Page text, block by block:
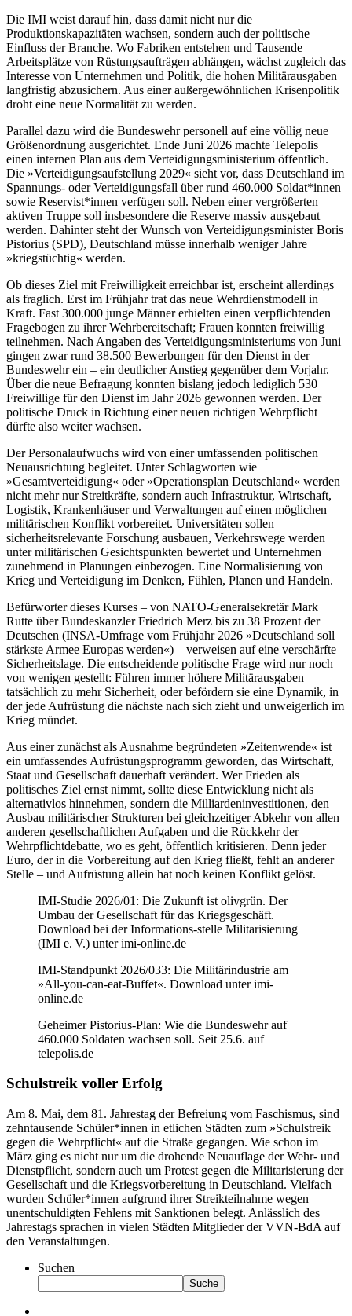
Die IMI weist darauf hin, dass damit nicht nur die
Produktionskapazitäten wachsen, sondern auch der politische
Einfluss der Branche. Wo Fabriken entstehen und Tausende
Arbeitsplätze von Rüstungsaufträgen abhängen, wächst zugleich das
Interesse von Unternehmen und Politik, die hohen Militärausgaben
langfristig abzusichern. Aus einer außergewöhnlichen Krisenpolitik
droht eine neue Normalität zu werden.
Parallel dazu wird die Bundeswehr personell auf eine völlig neue
Größenordnung ausgerichtet. Ende Juni 2026 machte Telepolis
einen internen Plan aus dem Verteidigungsministerium öffentlich.
Die »Verteidigungsaufstellung 2029« sieht vor, dass Deutschland im
Spannungs- oder Verteidigungsfall über rund 460.000 Soldat*innen
sowie Reservist*innen verfügen soll. Neben einer vergrößerten
aktiven Truppe soll insbesondere die Reserve massiv ausgebaut
werden. Dahinter steht der Wunsch von Verteidigungsminister Boris
Pistorius (SPD), Deutschland müsse innerhalb weniger Jahre
»kriegstüchtig« werden.
Ob dieses Ziel mit Freiwilligkeit erreichbar ist, erscheint allerdings
als fraglich. Erst im Frühjahr trat das neue Wehrdienstmodell in
Kraft. Fast 300.000 junge Männer erhielten einen verpflichtenden
Fragebogen zu ihrer Wehrbereitschaft; Frauen konnten freiwillig
teilnehmen. Nach Angaben des Verteidigungsministeriums von Juni
gingen zwar rund 38.500 Bewerbungen für den Dienst in der
Bundeswehr ein – ein deutlicher Anstieg gegenüber dem Vorjahr.
Über die neue Befragung konnten bislang jedoch lediglich 530
Freiwillige für den Dienst im Jahr 2026 gewonnen werden. Der
politische Druck in Richtung einer neuen richtigen Wehrpflicht
dürfte also weiter wachsen.
Der Personalaufwuchs wird von einer umfassenden politischen
Neuausrichtung begleitet. Unter Schlagworten wie
»Gesamtverteidigung« oder »Operationsplan Deutschland« werden
nicht mehr nur Streitkräfte, sondern auch Infrastruktur, Wirtschaft,
Logistik, Krankenhäuser und Verwaltungen auf einen möglichen
militärischen Konflikt vorbereitet. Universitäten sollen
sicherheitsrelevante Forschung ausbauen, Verkehrswege werden
unter militärischen Gesichtspunkten bewertet und Unternehmen
zunehmend in Planungen einbezogen. Eine Normalisierung von
Krieg und Verteidigung im Denken, Fühlen, Planen und Handeln.
Befürworter dieses Kurses – von NATO-Generalsekretär Mark
Rutte über Bundeskanzler Friedrich Merz bis zu 38 Prozent der
Deutschen (INSA-Umfrage vom Frühjahr 2026 »Deutschland soll
stärkste Armee Europas werden«) – verweisen auf eine verschärfte
Sicherheitslage. Die entscheidende politische Frage wird nur noch
von wenigen gestellt: Führen immer höhere Militärausgaben
tatsächlich zu mehr Sicherheit, oder befördern sie eine Dynamik, in
der jede Aufrüstung die nächste nach sich zieht und unweigerlich im
Krieg mündet.
Aus einer zunächst als Ausnahme begründeten »Zeitenwende« ist
ein umfassendes Aufrüstungsprogramm geworden, das Wirtschaft,
Staat und Gesellschaft dauerhaft verändert. Wer Frieden als
politisches Ziel ernst nimmt, sollte diese Entwicklung nicht als
alternativlos hinnehmen, sondern die Milliardeninvestitionen, den
Ausbau militärischer Strukturen bei gleichzeitiger Abkehr von allen
anderen gesellschaftlichen Aufgaben und die Rückkehr der
Wehrpflichtdebatte, wo es geht, öffentlich kritisieren. Denn jeder
Euro, der in die Vorbereitung auf den Krieg fließt, fehlt an anderer
Stelle – und Aufrüstung allein hat noch keinen Konflikt gelöst.
IMI-Studie 2026/01: Die Zukunft ist olivgrün. Der
Umbau der Gesellschaft für das Kriegsgeschäft.
Download bei der Informations-stelle Militarisierung
(IMI e. V.) unter imi-online.de
IMI-Standpunkt 2026/033: Die Militärindustrie am
»All-you-can-eat-Buffet«. Download unter imi-
online.de
Geheimer Pistorius-Plan: Wie die Bundeswehr auf
460.000 Soldaten wachsen soll. Seit 25.6. auf
telepolis.de
Schulstreik voller Erfolg
Am 8. Mai, dem 81. Jahrestag der Befreiung vom Faschismus, sind
zehntausende Schüler*innen in etlichen Städten zum »Schulstreik
gegen die Wehrpflicht« auf die Straße gegangen. Wie schon im
März ging es nicht nur um die drohende Neuauflage der Wehr- und
Dienstpflicht, sondern auch um Protest gegen die Militarisierung der
Gesellschaft und die Kriegsvorbereitung in Deutschland. Vielfach
wurden Schüler*innen aufgrund ihrer Streikteilnahme wegen
unentschuldigten Fehlens mit Sanktionen belegt. Anlässlich des
Jahrestags sprachen in vielen Städten Mitglieder der VVN-BdA auf
den Veranstaltungen.
Suchen
Suche